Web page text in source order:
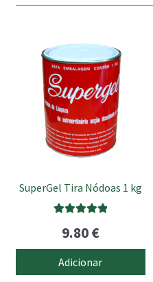
SuperGel Tira Nódoas 1 kg
5.00de 5
9.80€
Adicionar